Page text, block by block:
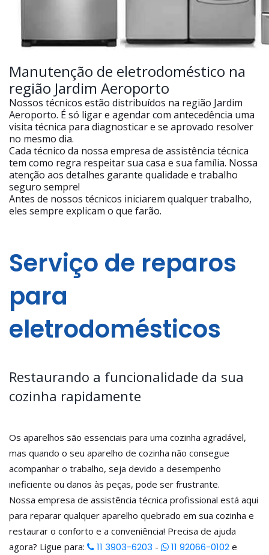
Manutenção de eletrodoméstico na
região Jardim Aeroporto
Nossos técnicos estão distribuídos na região Jardim
Aeroporto. É só ligar e agendar com antecedência uma
visita técnica para diagnosticar e se aprovado resolver
no mesmo dia.
Cada técnico da nossa empresa de assistência técnica
tem como regra respeitar sua casa e sua família. Nossa
atenção aos detalhes garante qualidade e trabalho
seguro sempre!
Antes de nossos técnicos iniciarem qualquer trabalho,
eles sempre explicam o que farão.
Serviço de reparos
para
eletrodomésticos
Restaurando a funcionalidade da sua
cozinha rapidamente
Os aparelhos são essenciais para uma cozinha agradável,
mas quando o seu aparelho de cozinha não consegue
acompanhar o trabalho, seja devido a desempenho
ineficiente ou danos às peças, pode ser frustrante.
Nossa empresa de assistência técnica profissional está aqui
para reparar qualquer aparelho quebrado em sua cozinha e
restaurar o conforto e a conveniência! Precisa de ajuda
agora? Ligue para:
11 3903-6203 - 11 92066-0102 e